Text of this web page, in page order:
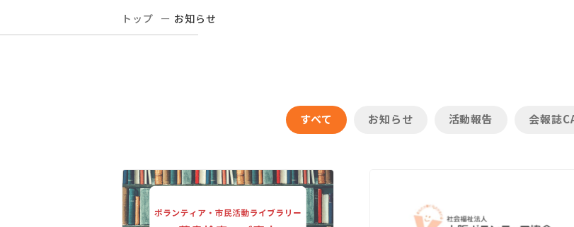
トップ お知らせ
すべて お知らせ 活動報告 会報誌